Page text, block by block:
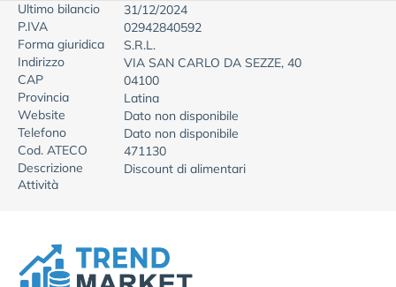
Ultimo bilancio
31/12/2024
P.IVA
02942840592
Forma giuridica
S.R.L.
Indirizzo
VIA SAN CARLO DA SEZZE, 40
CAP
04100
Provincia
Latina
Website
Dato non disponibile
Telefono
Dato non disponibile
Cod. ATECO
471130
Descrizione
Attività
Discount di alimentari